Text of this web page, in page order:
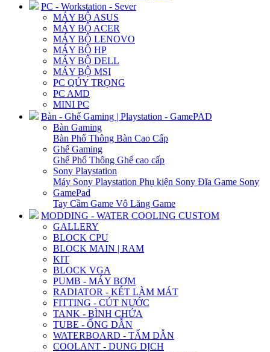
PC - Workstation - Sever
MÁY BỘ ASUS
MÁY BỘ ACER
MÁY BỘ LENOVO
MÁY BỘ HP
MÁY BỘ DELL
MÁY BỘ MSI
PC QÚY TRỌNG
PC AMD
MINI PC
Bàn - Ghế Gaming | Playstation - GamePAD
Bàn Gaming
Bàn Phổ Thông Bàn Cao Cấp
Ghế Gaming
Ghế Phổ Thông Ghế cao cấp
Sony Playstation
Máy Sony Playstation Phụ kiện Sony Đĩa Game Sony
GamePad
Tay Cầm Game Vô Lăng Game
MODDING - WATER COOLING CUSTOM
GALLERY
BLOCK CPU
BLOCK MAIN | RAM
KIT
BLOCK VGA
PUMB - MÁY BƠM
RADIATOR - KÉT LÀM MÁT
FITTING - CÚT NƯỚC
TANK - BÌNH CHỨA
TUBE - ỐNG DẪN
WATERBOARD - TẤM DẪN
COOLANT - DUNG DỊCH